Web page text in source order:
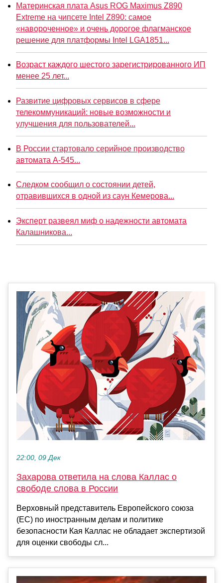
Материнская плата Asus ROG Maximus Z890
Extreme на чипсете Intel Z890: самое
«навороченное» и очень дорогое флагманское
решение для платформы Intel LGA1851...
Возраст каждого шестого зарегистрированного ИП
менее 25 лет...
Развитие цифровых сервисов в сфере
телекоммуникаций: новые возможности и
улучшения для пользователей...
В России стартовало серийное производство
автомата А-545...
Следком сообщил о состоянии детей,
отравившихся в одной из саун Кемерова...
Эксперт развеял миф о надежности автомата
Калашникова...
22:00, 09 Дек
Захарова ответила на слова Каллас о
свободе слова в России
Верховный представитель Европейского союза
(ЕС) по иностранным делам и политике
безопасности Кая Каллас не обладает экспертизой
для оценки свободы сл...